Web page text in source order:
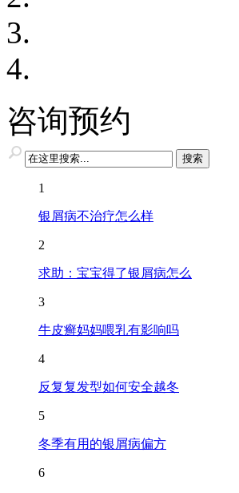
咨询预约
1
银屑病不治疗怎么样
2
求助：宝宝得了银屑病怎么
3
牛皮癣妈妈喂乳有影响吗
4
反复复发型如何安全越冬
5
冬季有用的银屑病偏方
6